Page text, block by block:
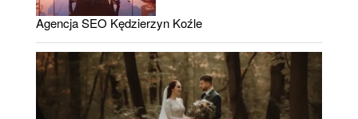
Agencja SEO Kędzierzyn Koźle